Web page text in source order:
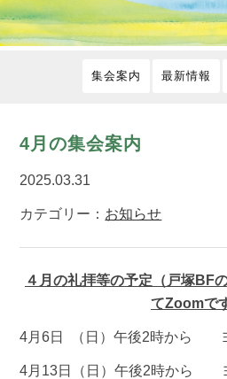
集会案内 最新情報
4月の集会案内
2025.03.31
カテゴリー： お知らせ
４月の礼拝等の予定 （戸塚BF
てZoomで
4月6日 （日）午後2時から ヨ
4月13日（日）午後2時から ヨ